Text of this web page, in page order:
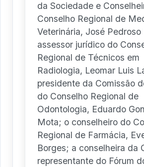
da Sociedade e
Conselho Regional de
Veterinária, José
assessor jurídico do
Regional de Técnicos em
Radiologia, Leomar Luis
presidente da Comissão
do Conselho Regional de
Odontologia, Eduardo
Mota; o conselheiro do
Regional de Farmácia,
Borges; a conselheira da
representante do Fórum